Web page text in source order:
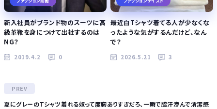
新入社員がブランド物のスーツに高
級革靴を身につけて出社するのは
NG？
2019.4.2 0
最近白Tシャツ着てる人が少なくな
ったような気がするんだけど、なん
で？
2026.5.21 3
夏にグレーのTシャツ着れる奴って度胸ありすぎだろ、一瞬で脇汗滲んで清潔感